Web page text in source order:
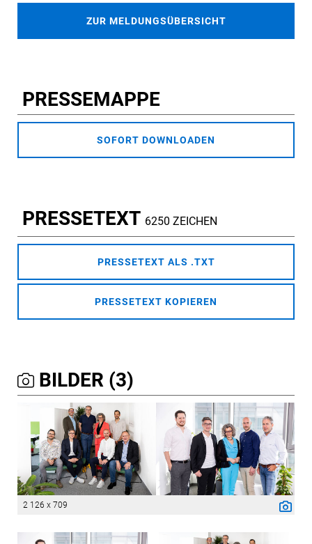
ZUR MELDUNGSÜBERSICHT
PRESSEMAPPE
SOFORT DOWNLOADEN
PRESSETEXT 6250 ZEICHEN
PRESSETEXT ALS .TXT
PRESSETEXT KOPIEREN
BILDER (3)
2 126 x 709